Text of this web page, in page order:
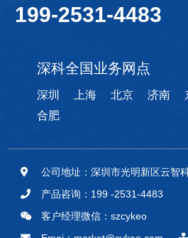
199-2531-4483
深科全国业务网点
深圳 上海 北京 济南
合肥
公司地址：深圳市光明新区云智
产品咨询：199 -2531-4483
客户经理微信：szcykeo